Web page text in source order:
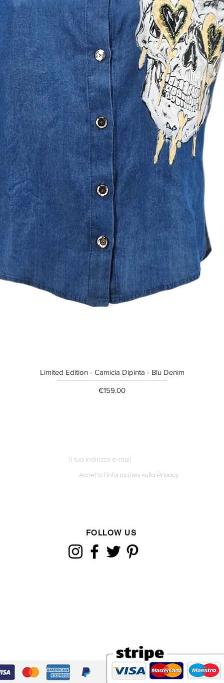
Limited Edition - Camicia Dipinta - Blu Denim
Price
€159.00
Accetto l'informativa sulla Privacy
FOLLOW US